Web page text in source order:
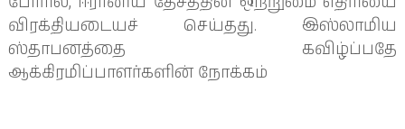
விரக்தியடையச் செய்தது. இஸ்லாமிய
ஸ்தாபனத்தை கவிழ்ப்பதே
ஆக்கிரமிப்பாளர்களின் நோக்கம்